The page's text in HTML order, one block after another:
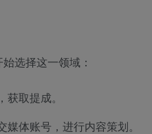
选择这一领域：
获取提成。
媒体账号，进行内容策划。